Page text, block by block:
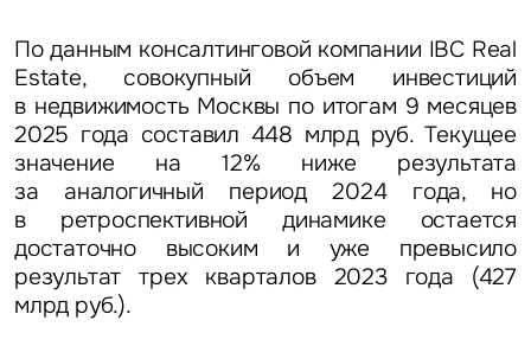
По данным консалтинговой компании IBC Real
Estate, совокупный объем инвестиций
в недвижимость Москвы по итогам 9 месяцев
2025 года составил 448 млрд руб.Текущее
значение на 12% ниже результата
за аналогичный период 2024 года, но
в ретроспективной динамике остается
достаточно высоким и уже превысило
результат трех кварталов 2023 года (427
млрд руб.).